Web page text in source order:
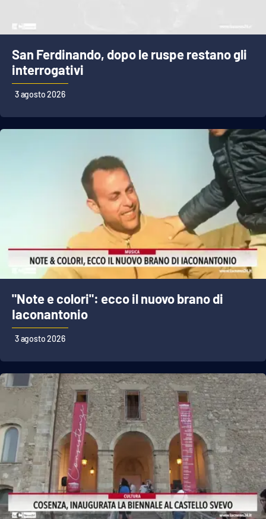
San Ferdinando, dopo le ruspe restano gli
interrogativi
3 agosto 2026
"Note e colori": ecco il nuovo brano di
Iaconantonio
3 agosto 2026